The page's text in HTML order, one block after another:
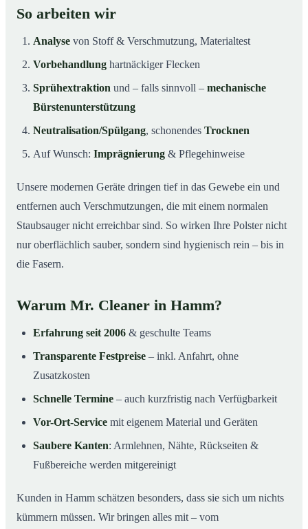
So arbeiten wir
Analyse von Stoff & Verschmutzung, Materialtest
Vorbehandlung hartnäckiger Flecken
Sprühextraktion und – falls sinnvoll – mechanische
Bürstenunterstützung
Neutralisation/Spülgang, schonendes Trocknen
Auf Wunsch: Imprägnierung & Pflegehinweise
Unsere modernen Geräte dringen tief in das Gewebe ein und
entfernen auch Verschmutzungen, die mit einem normalen
Staubsauger nicht erreichbar sind. So wirken Ihre Polster nicht
nur oberflächlich sauber, sondern sind hygienisch rein – bis in
die Fasern.
Warum Mr. Cleaner in Hamm?
Erfahrung seit 2006 & geschulte Teams
Transparente Festpreise – inkl. Anfahrt, ohne
Zusatzkosten
Schnelle Termine – auch kurzfristig nach Verfügbarkeit
Vor-Ort-Service mit eigenem Material und Geräten
Saubere Kanten: Armlehnen, Nähte, Rückseiten &
Fußbereiche werden mitgereinigt
Kunden in Hamm schätzen besonders, dass sie sich um nichts
kümmern müssen. Wir bringen alles mit – vom